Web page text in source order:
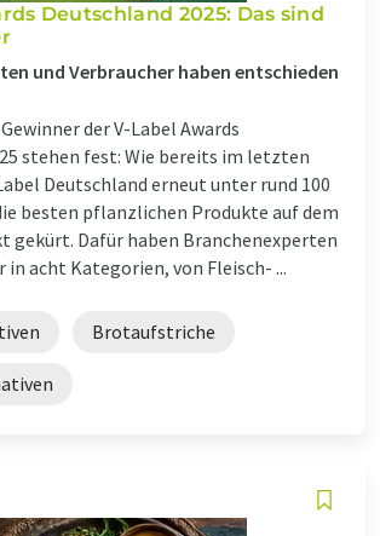
Deutschland 2025: Das sind
und Verbraucher haben entschieden
der V-Label Awards
stehen fest: Wie bereits im letzten
Deutschland erneut unter rund 100
besten pflanzlichen Produkte auf dem
gekürt. Dafür haben Branchenexperten
in acht Kategorien, von Fleisch- ...
Brotaufstriche